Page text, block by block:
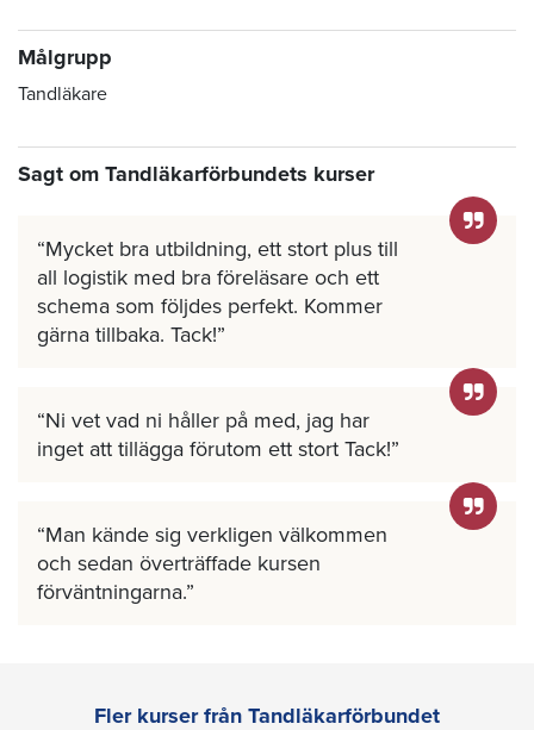
Målgrupp
Tandläkare
Sagt om Tandläkarförbundets kurser
Mycket bra utbildning, ett stort plus till
all logistik med bra föreläsare och ett
schema som följdes perfekt. Kommer
gärna tillbaka. Tack!
Ni vet vad ni håller på med, jag har
inget att tillägga förutom ett stort Tack!
Man kände sig verkligen välkommen
och sedan överträffade kursen
förväntningarna.
Fler kurser från Tandläkarförbundet